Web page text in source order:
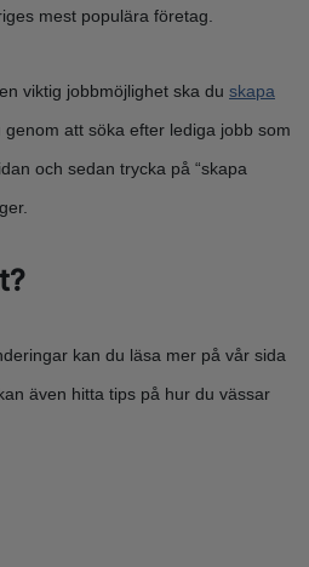
mest populära företag.
viktig jobbmöjlighet ska du skapa
genom att söka efter lediga jobb som
och sedan trycka på “skapa
kan du läsa mer på vår sida
även hitta tips på hur du vässar